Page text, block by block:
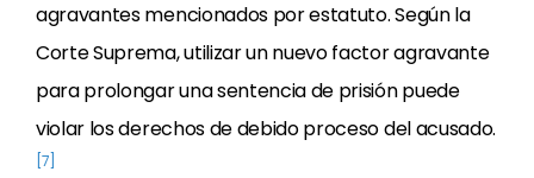
agravantes mencionados por estatuto. Según la
Corte Suprema, utilizar un nuevo factor agravante
para prolongar una sentencia de prisión puede
violar los derechos de debido proceso del acusado.
[7]